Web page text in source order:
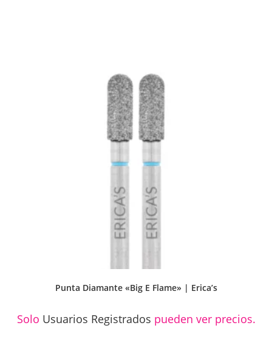
Punta Diamante «Big E Flame» | Erica’s
Solo Usuarios Registrados pueden ver precios.